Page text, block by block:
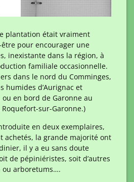
plantation était vraiment
pour encourager une
inexistante dans la région, à
familiale occasionnelle.
dans le nord du Comminges,
humides d’Aurignac et
ou en bord de Garonne au
sur-Garonne.)
en deux exemplaires,
achetés, la grande majorité ont
il y a eu sans doute
de pépiniéristes, soit d’autres
ou arboretums….